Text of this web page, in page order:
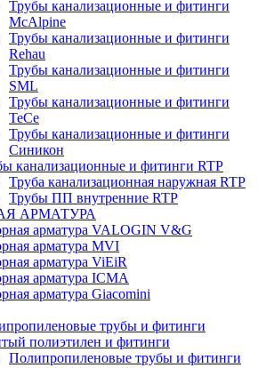
Трубы канализационные и фитинги
McAlpine
Трубы канализационные и фитинги
Rehau
Трубы канализационные и фитинги
SML
Трубы канализационные и фитинги
TeCe
Трубы канализационные и фитинги
Синикон
канализационные и фитинги RTP
Труба канализационная наружная RTP
Трубы ПП внутренние RTP
АРМАТУРА
арматура VALOGIN V&G
арматура MVI
арматура ViEiR
арматура ICMA
арматура Giacomini
трубы и фитинги
полиэтилен и фитинги
Полипропиленовые трубы и фитинги